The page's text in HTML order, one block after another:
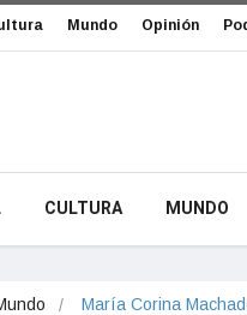
Mundo Opinión
CULTURA MUNDO
María Corina